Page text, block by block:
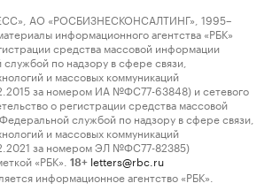
АО «РОСБИЗНЕСКОНСАЛТИНГ», 1995–
информационного агентства «РБК»
средства массовой информации
по надзору в сфере связи,
и массовых коммуникаций
за номером ИА №ФС77-63848) и сетевого
о регистрации средства массовой
службой по надзору в сфере связи,
и массовых коммуникаций
за номером ЭЛ №ФС77-82385)
«РБК».
18+ letters@rbc.ru
информационное агентство «РБК».